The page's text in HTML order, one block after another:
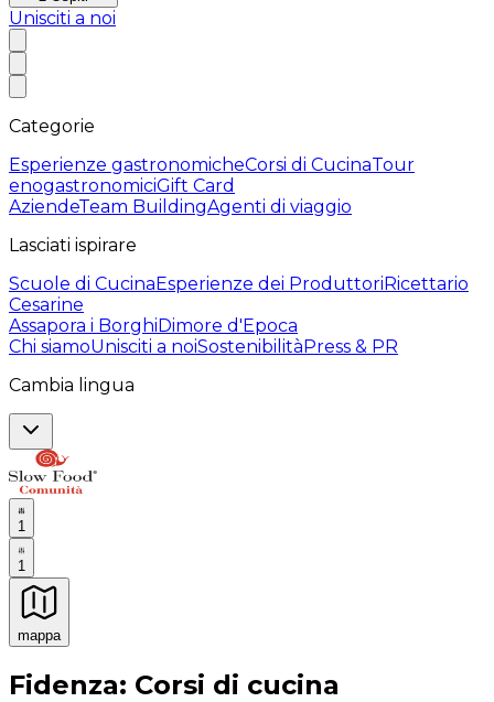
Unisciti a noi
Categorie
Esperienze gastronomicheCorsi di CucinaTour
enogastronomiciGift Card
AziendeTeam BuildingAgenti di viaggio
Lasciati ispirare
Scuole di CucinaEsperienze dei ProduttoriRicettario
Cesarine
Assapora i BorghiDimore d'Epoca
Chi siamoUnisciti a noiSostenibilitàPress & PR
Cambia lingua
1
1
mappa
Esperienze culinarie indimenticabili: Esperienze
Fidenza: Corsi di cucina